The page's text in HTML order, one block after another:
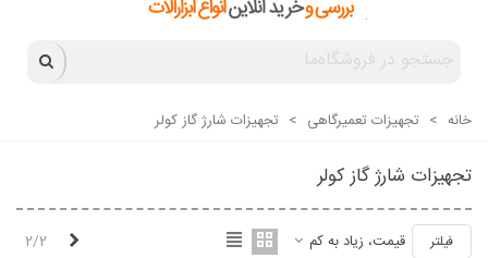
خانه > تجهیزات تعمیرگاهی > تجهیزات شارژ گاز کولر
تجهیزات شارژ گاز کولر
فیلتر قیمت، زیاد به کم قبلی2/2